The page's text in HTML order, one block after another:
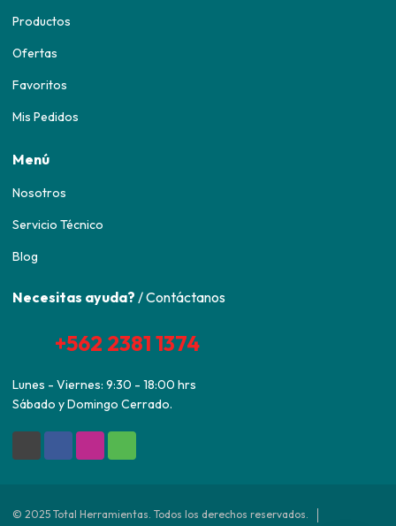
Productos
Ofertas
Favoritos
Mis Pedidos
Menú
Nosotros
Servicio Técnico
Blog
Necesitas ayuda? / Contáctanos
+562 2381 1374
Lunes - Viernes: 9:30 - 18:00 hrs
Sábado y Domingo Cerrado.
© 2025 Total Herramientas. Todos los derechos reservados.